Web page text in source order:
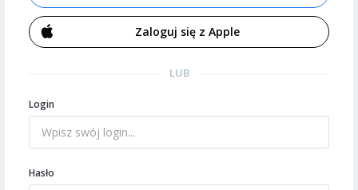
Zaloguj się z Apple
LUB
Login
Hasło